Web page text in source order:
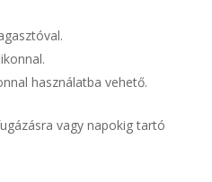
használatba vehető.
vagy napokig tartó